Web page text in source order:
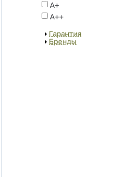
A+
A++
Показать
Гарантия
Показать
Бренды